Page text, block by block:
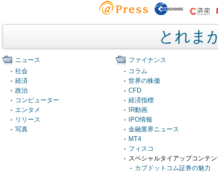
とれま
ニュース
社会
経済
政治
コンピューター
エンタメ
リリース
写真
ファイナンス
コラム
世界の株価
CFD
経済指標
IR動画
IPO情報
金融業界ニュース
MT4
フィスコ
スペシャルタイアップコンテ
カブドットコム証券の魅力